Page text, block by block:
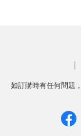
如訂購時有任何問題